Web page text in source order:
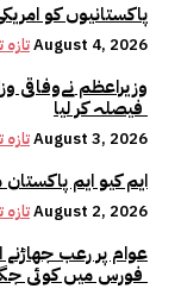
پاکستانیوں کو
تازہAugust 4, 2026
وزیراعظم نےوفاقی
تازہAugust 3, 2026
ایم کیو ایم
تازہAugust 2, 2026
عوام پر رعب جھاڑنے